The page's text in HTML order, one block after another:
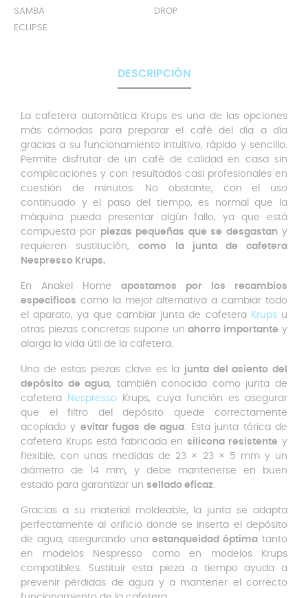
SAMBA
DROP
ECLIPSE
DESCRIPCIÓN
La cafetera automática Krups es una de las opciones
más cómodas para preparar el café del día a día
gracias a su funcionamiento intuitivo, rápido y sencillo.
Permite disfrutar de un café de calidad en casa sin
complicaciones y con resultados casi profesionales en
cuestión de minutos. No obstante, con el uso
continuado y el paso del tiempo, es normal que la
máquina pueda presentar algún fallo, ya que está
compuesta por piezas pequeñas que se desgastany
requieren sustitución,como la junta de cafetera
Nespresso Krups.
En Anakel Home apostamos por los recambios
específicos como la mejor alternativa a cambiar todo
el aparato, ya que cambiar junta de cafetera Krups u
otras piezas concretas supone un ahorro importante y
alarga la vida útil de la cafetera.
Una de estas piezas clave es la junta del asiento del
depósito de agua, también conocida como junta de
cafetera
Nespresso Krups, cuya función es asegurar
que el filtro del depósito quede correctamente
acoplado y evitar fugas de agua. Esta junta tórica de
cafetera Krups está fabricada ensilicona resistente y
flexible, con unas medidas de 23 × 23 × 5 mm y un
diámetro de 14 mm, y debe mantenerse en buen
estado para garantizar un sellado eficaz.
Gracias a su material moldeable, la junta se adapta
perfectamente al orificio donde se inserta el depósito
de agua, asegurando unaestanqueidad óptima tanto
en modelos Nespresso como en modelos Krups
compatibles. Sustituir esta pieza a tiempo ayuda a
prevenir pérdidas de agua y a mantener el correcto